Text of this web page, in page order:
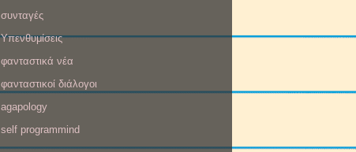
συνταγές
Υπενθυμίσεις
φανταστικά νέα
φανταστικοί διάλογοι
agapology
self programmind